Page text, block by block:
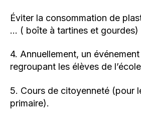
Éviter la consommation de
… ( boîte à tartines et gourdes)
4. Annuellement, un
regroupant les élèves de
5. Cours de citoyenneté (pour
primaire).